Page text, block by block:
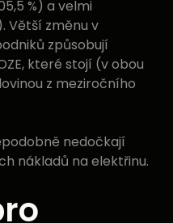
%) a velmi
Větší změnu v
způsobují
které stojí (v obou
z meziročního
nedočkají
nákladů na elektřinu.